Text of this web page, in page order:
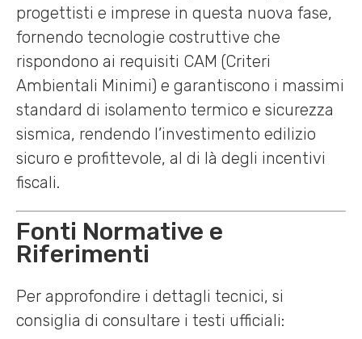
progettisti e imprese in questa nuova fase,
fornendo tecnologie costruttive che
rispondono ai requisiti CAM (Criteri
Ambientali Minimi) e garantiscono i massimi
standard di isolamento termico e sicurezza
sismica, rendendo l’investimento edilizio
sicuro e profittevole, al di là degli incentivi
fiscali.
Fonti Normative e
Riferimenti
Per approfondire i dettagli tecnici, si
consiglia di consultare i testi ufficiali: